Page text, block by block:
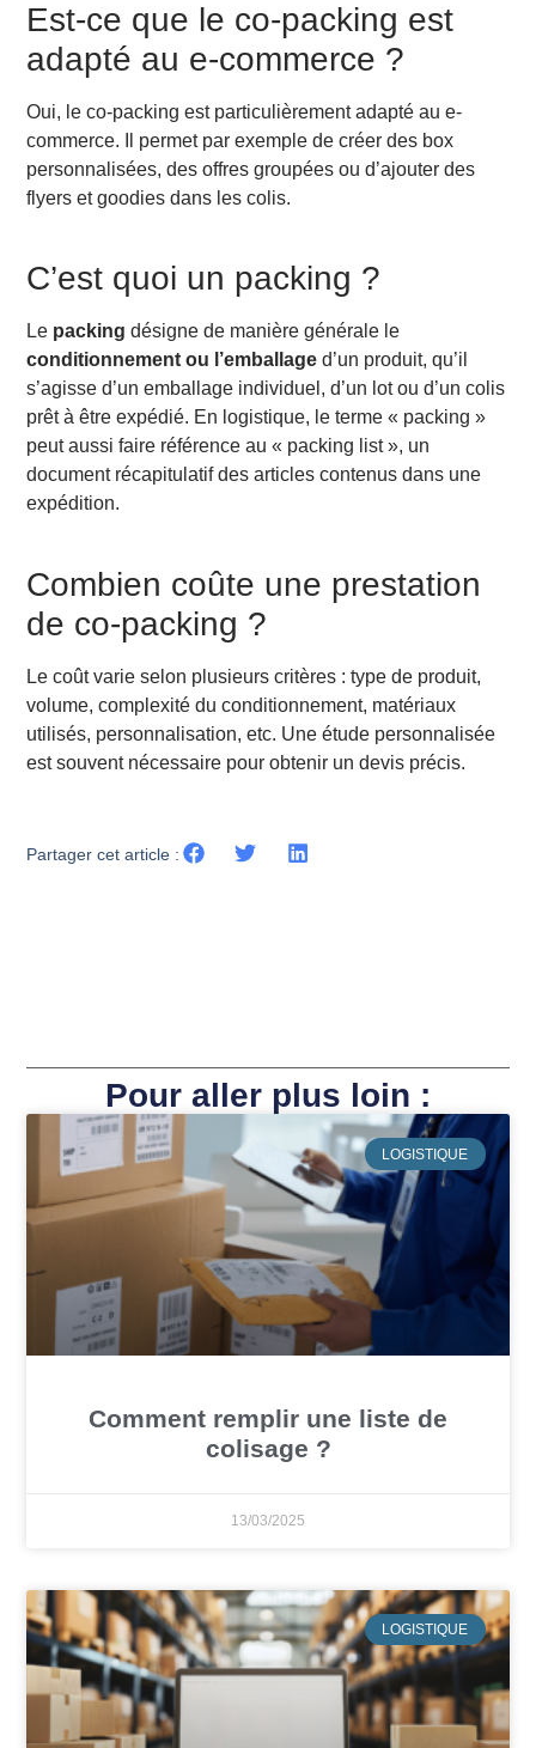
Est-ce que le co-packing est
adapté au e-commerce ?
Oui, le co-packing est particulièrement adapté au e-
commerce. Il permet par exemple de créer des box
personnalisées, des offres groupées ou d’ajouter des
flyers et goodies dans les colis.
C’est quoi un packing ?
Le packing désigne de manière générale le
conditionnement ou l’emballage d’un produit, qu’il
s’agisse d’un emballage individuel, d’un lot ou d’un colis
prêt à être expédié. En logistique, le terme « packing »
peut aussi faire référence au « packing list », un
document récapitulatif des articles contenus dans une
expédition.
Combien coûte une prestation
de co-packing ?
Le coût varie selon plusieurs critères : type de produit,
volume, complexité du conditionnement, matériaux
utilisés, personnalisation, etc. Une étude personnalisée
est souvent nécessaire pour obtenir un devis précis.
Partager cet article :
Pour aller plus loin :
LOGISTIQUE
Comment remplir une liste de
colisage ?
13/03/2025
LOGISTIQUE